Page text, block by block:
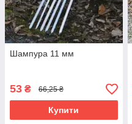
Шампура 11 мм
53 ₴ 66,25 ₴
Купити